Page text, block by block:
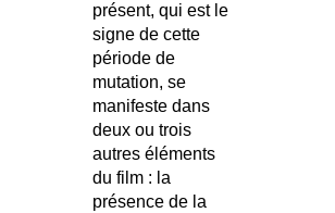
présent, qui est le
signe de cette
période de
mutation, se
manifeste dans
deux ou trois
autres éléments
du film : la
présence de la